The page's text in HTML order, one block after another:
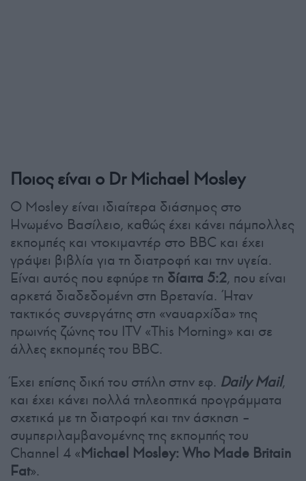
Ποιος είναι ο Dr Michael Mosley
Ο Mosley είναι ιδιαίτερα διάσημος στο
Ηνωμένο Βασίλειο, καθώς έχει κάνει πάμπολλες
εκπομπές και ντοκιμαντέρ στο BBC και έχει
γράψει βιβλία για τη διατροφή και την υγεία.
Είναι αυτός που εφηύρε τη δίαιτα 5:2, που είναι
αρκετά διαδεδομένη στη Βρετανία. Ήταν
τακτικός συνεργάτης στη «ναυαρχίδα» της
πρωινής ζώνης του ITV «This Morning» και σε
άλλες εκπομπές του BBC.
Έχει επίσης δική του στήλη στην εφ. Daily Mail,
και έχει κάνει πολλά τηλεοπτικά προγράμματα
σχετικά με τη διατροφή και την άσκηση –
συμπεριλαμβανομένης της εκπομπής του
Channel 4 «Michael Mosley: Who Made Britain
Fat».